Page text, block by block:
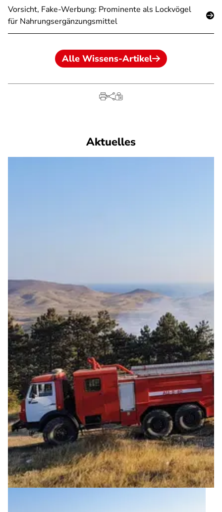
Vorsicht, Fake-Werbung: Prominente als Lockvögel
für Nahrungsergänzungsmittel
Alle Wissens-Artikel
Aktuelles